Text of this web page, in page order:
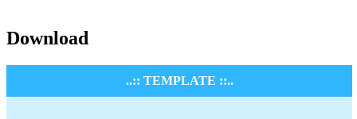
Download
..:: TEMPLATE ::..